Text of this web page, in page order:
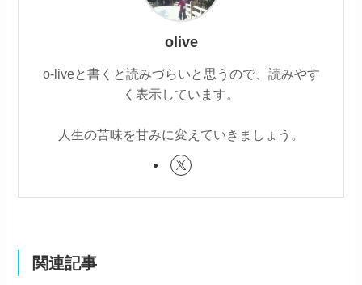
olive
o-liveと書くと読みづらいと思うので、読みやす
く表示しています。
人生の苦味を甘みに変えていきましょう。
関連記事